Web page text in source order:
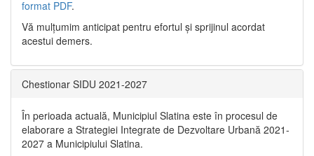
format PDF.
Vă mulţumim anticipat pentru efortul şi sprijinul acordat
acestui demers.
Chestionar SIDU 2021-2027
În perioada actuală, Municipiul Slatina este în procesul de
elaborare a Strategiei Integrate de Dezvoltare Urbană 2021‐
2027 a Municipiului Slatina.